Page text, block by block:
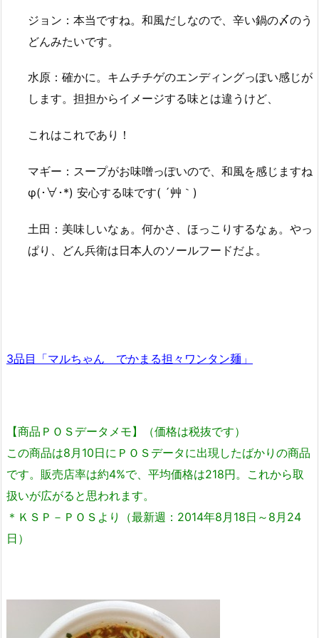
ジョン：本当ですね。和風だしなので、辛い鍋の〆のう
どんみたいです。
水原：確かに。キムチチゲのエンディングっぽい感じが
します。担担からイメージする味とは違うけど、
これはこれであり！
マギー：スープがお味噌っぽいので、和風を感じますね
φ(･∀･*) 安心する味です( ´艸｀)
土田：美味しいなぁ。何かさ、ほっこりするなぁ。やっ
ぱり、どん兵衛は日本人のソールフードだよ。
3品目「マルちゃん でかまる担々ワンタン麺」
【商品ＰＯＳデータメモ】（価格は税抜です）
この商品は8月10日にＰＯＳデータに出現したばかりの商品
です。販売店率は約4%で、平均価格は218円。これから取
扱いが広がると思われます。
＊ＫＳＰ－ＰＯＳより（最新週：2014年8月18日～8月24
日）